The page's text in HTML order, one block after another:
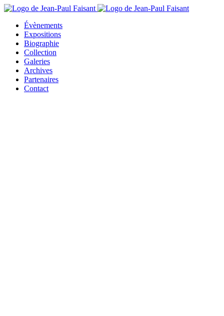
Évènements
Expositions
Biographie
Collection
Galeries
Archives
Partenaires
Contact